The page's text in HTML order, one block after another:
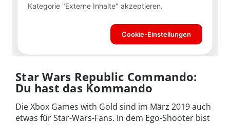
Star Wars Republic Commando:
Du hast das Kommando
Die Xbox Games with Gold sind im März 2019 auch
etwas für Star-Wars-Fans. In dem Ego-Shooter bist